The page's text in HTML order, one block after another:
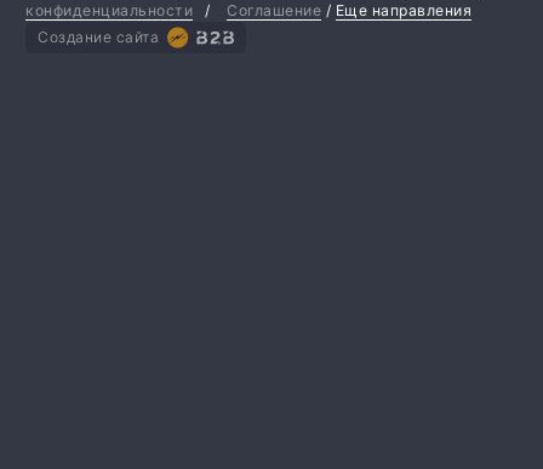
конфиденциальности
/ Соглашение / Еще направления
Создание сайта